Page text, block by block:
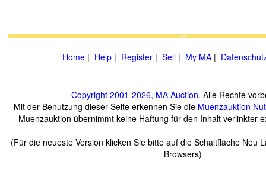
Home | Help | Register | Sell | My MA |
Copyright 2001-2026, MA Auction. Alle Rechte
Mit der Benutzung dieser Seite erkennen Sie die Muenzauktion
Muenzauktion übernimmt keine Haftung für den Inhalt verlinkter
(Für die neueste Version klicken Sie bitte auf die Schaltfläche Neu
Browsers)